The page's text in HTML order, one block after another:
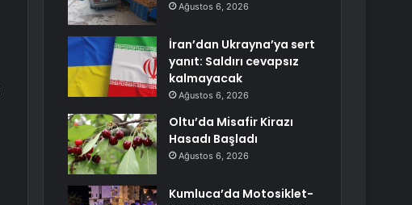
Ağustos 6, 2026
İran’dan Ukrayna’ya sert
yanıt: Saldırı cevapsız
kalmayacak
Ağustos 6, 2026
Oltu’da Misafir Kirazı
Hasadı Başladı
Ağustos 6, 2026
Kumluca’da Motosiklet-